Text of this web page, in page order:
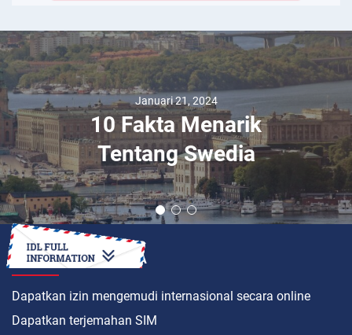
Januari 21, 2024
10 Fakta Menarik
Tentang Swedia
BAGAIMANA CARANYA
Dapatkan izin mengemudi internasional secara online
Dapatkan terjemahan SIM